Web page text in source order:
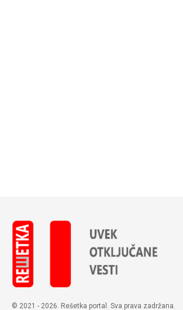
© 2021 - 2026. Rešetka portal. Sva prava zadržana.